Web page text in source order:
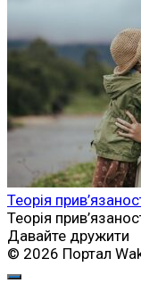
Теорія
Теорія
Давайте дружити
© 2026 Портал